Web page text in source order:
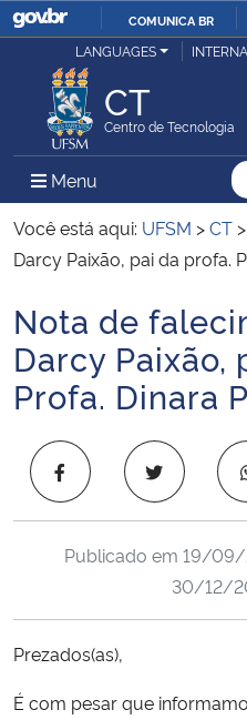
COMUNICA BR
Ministério da Justiça e Segurança
Ministério da Defesa
Ministério das Relações Exteriores
Ministério da Infraestrutura
Ministério da Agricultura, Pecuária e
Ministério da Educação
Ministério da Ciência, Tecnologia,
LANGUAGES
CT
Centro de Tecnologia
Menu Menu Principal
Você está aqui: UFSM >CT >
Darcy Paixão, pai da profa.
Início do conteúdo
Nota de
Darcy Paixão,
Profa. Dinara
Publicado em 19/09/
30/12/
Prezados(as),
É com pesar que